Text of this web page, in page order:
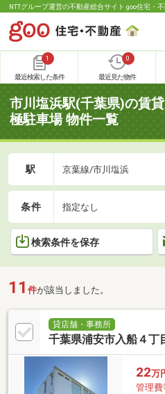
NTTグループ運営の不動産総合サイト goo住宅・
1
最近検索した条件
0
最近見た物件
市川塩浜駅(千葉県)の賃
極駐車場 物件一覧
駅 京葉線/市川塩浜
条件 指定なし
検索条件を保存
11 件が該当しました。
貸店舗・事務所
千葉県浦安市入船４丁
22万
管理費